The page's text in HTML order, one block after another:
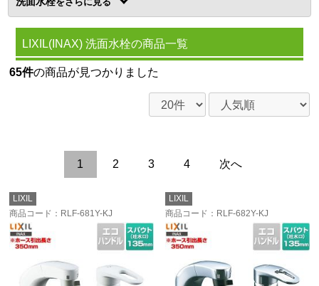
LIXIL(INAX) 洗面水栓の商品一覧
65件の商品が見つかりました
1 2 3 4 次へ
LIXIL
商品コード ：RLF-681Y-KJ
LIXIL
商品コード ：RLF-682Y-KJ